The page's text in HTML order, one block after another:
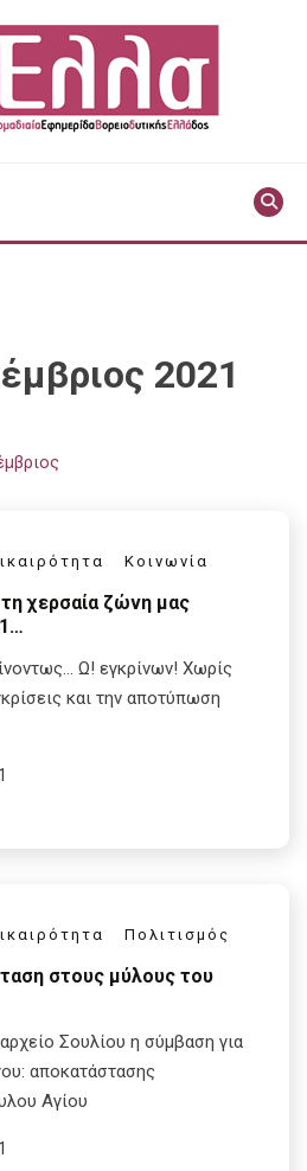
2021
Κοινωνία
χερσαία ζώνη μας
Ω! εγκρίνων! Χωρίς
και την αποτύπωση
Πολιτισμός
στους μύλους του
Σουλίου η σύμβαση για
αποκατάστασης
Αγίου